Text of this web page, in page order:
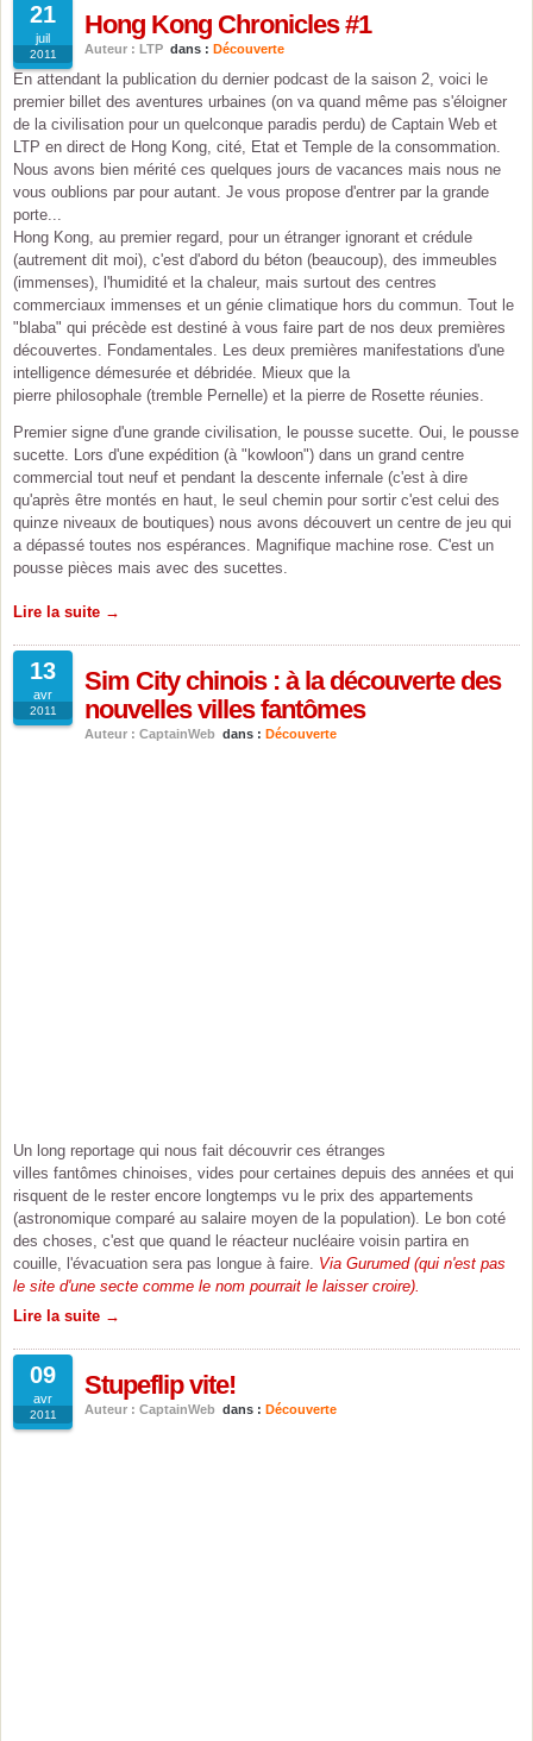
21
juil
2011
Hong Kong Chronicles #1
Auteur : LTP dans : Découverte
En attendant la publication du dernier podcast de la saison 2, voici le
premier billet des aventures urbaines (on va quand même pas s'éloigner
de la civilisation pour un quelconque paradis perdu) de Captain Web et
LTP en direct de Hong Kong, cité, Etat et Temple de la consommation.
Nous avons bien mérité ces quelques jours de vacances mais nous ne
vous oublions par pour autant. Je vous propose d'entrer par la grande
porte...
Hong Kong, au premier regard, pour un étranger ignorant et crédule
(autrement dit moi), c'est d'abord du béton (beaucoup), des immeubles
(immenses), l'humidité et la chaleur, mais surtout des centres
commerciaux immenses et un génie climatique hors du commun. Tout le
"blaba" qui précède est destiné à vous faire part de nos deux premières
découvertes. Fondamentales. Les deux premières manifestations d'une
intelligence démesurée et débridée. Mieux que la
pierre philosophale (tremble Pernelle) et la pierre de Rosette réunies.
Premier signe d'une grande civilisation, le pousse sucette. Oui, le pousse
sucette. Lors d'une expédition (à "kowloon") dans un grand centre
commercial tout neuf et pendant la descente infernale (c'est à dire
qu'après être montés en haut, le seul chemin pour sortir c'est celui des
quinze niveaux de boutiques) nous avons découvert un centre de jeu qui
a dépassé toutes nos espérances. Magnifique machine rose. C'est un
pousse pièces mais avec des sucettes.
Lire la suite →
13
avr
2011
Sim City chinois : à la découverte des
nouvelles villes fantômes
Auteur : CaptainWeb dans : Découverte
Un long reportage qui nous fait découvrir ces étranges
villes fantômes chinoises, vides pour certaines depuis des années et qui
risquent de le rester encore longtemps vu le prix des appartements
(astronomique comparé au salaire moyen de la population). Le bon coté
des choses, c'est que quand le réacteur nucléaire voisin partira en
couille, l'évacuation sera pas longue à faire. Via Gurumed (qui n'est pas
le site d'une secte comme le nom pourrait le laisser croire).
Lire la suite →
09
avr
2011
Stupeflip vite!
Auteur : CaptainWeb dans : Découverte